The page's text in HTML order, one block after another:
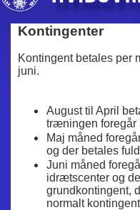
Kontingenter
Kontingent betales per
juni.
August til April
træningen foregår
Maj måned
og der betales
Juni måned
idrætscenter og
grundkontingent,
normalt